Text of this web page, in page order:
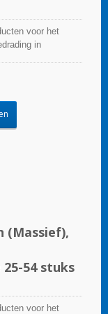
voor het
in
en kleuren om
Kies uit een
gereedschappen
(Massief),
54 stuks
voor het